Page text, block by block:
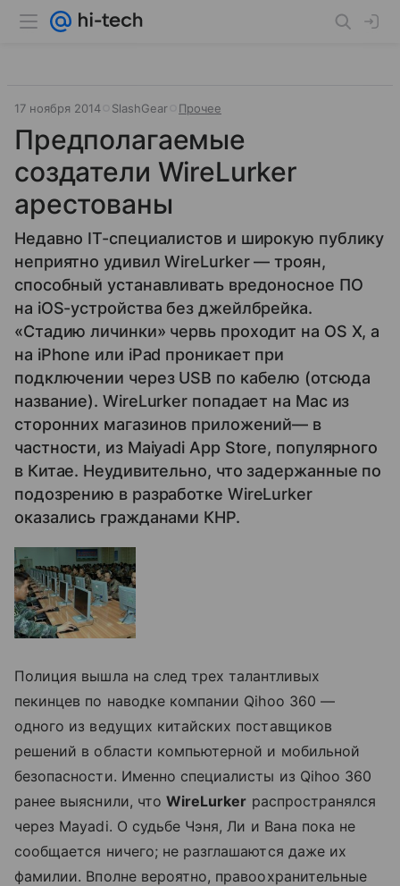
17 ноября 2014 SlashGear Прочее
Предполагаемые
создатели WireLurker
арестованы
Недавно IT-специалистов и широкую публику
неприятно удивил WireLurker — троян,
способный устанавливать вредоносное ПО
на iOS-устройства без джейлбрейка.
«Стадию личинки» червь проходит на OS X, а
на iPhone или iPad проникает при
подключении через USB по кабелю (отсюда
название). WireLurker попадает на Mac из
сторонних магазинов приложений— в
частности, из Maiyadi App Store, популярного
в Китае. Неудивительно, что задержанные по
подозрению в разработке WireLurker
оказались гражданами КНР.
Полиция вышла на след трех талантливых
пекинцев по наводке компании Qihoo 360 —
одного из ведущих китайских поставщиков
решений в области компьютерной и мобильной
безопасности. Именно специалисты из Qihoo 360
ранее выяснили, что WireLurker распространялся
через Mayadi. О судьбе Чэня, Ли и Вана пока не
сообщается ничего; не разглашаются даже их
фамилии. Вполне вероятно, правоохранительные